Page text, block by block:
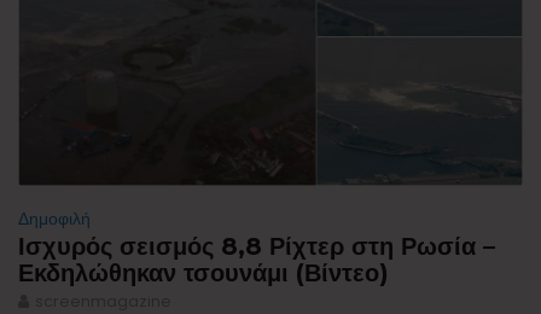
Δημοφιλή
Ισχυρός σεισμός 8,8 Ρίχτερ στη Ρωσία –
Εκδηλώθηκαν τσουνάμι (Βίντεο)